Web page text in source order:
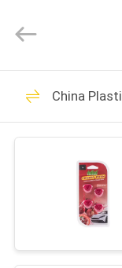
ÜRÜN:%
HAKKIMIZDA
FABRIKA
Products
Rights
Sıvı
China